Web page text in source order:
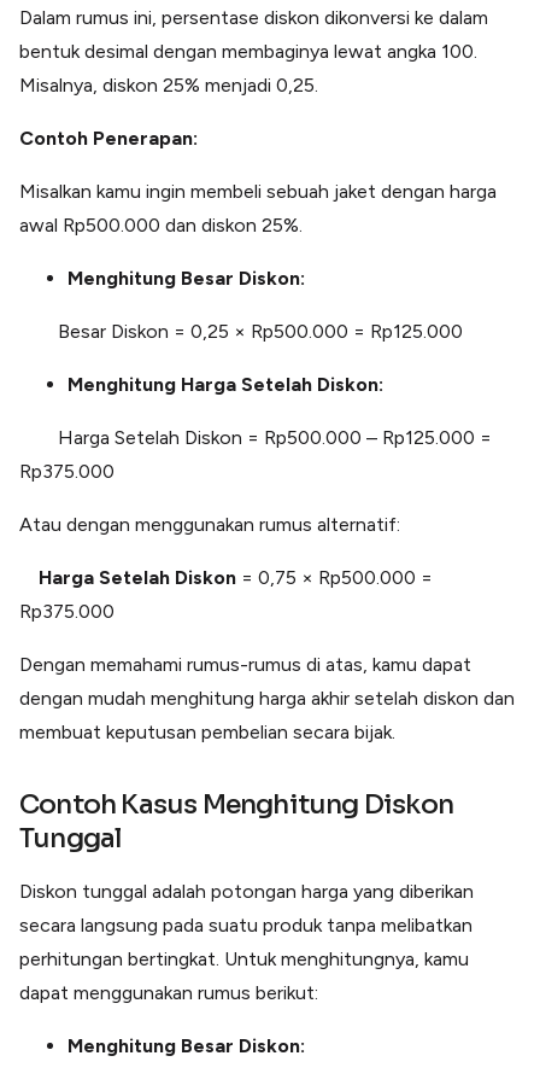
Dalam rumus ini, persentase diskon dikonversi ke dalam
bentuk desimal dengan membaginya lewat angka 100.
Misalnya, diskon 25% menjadi 0,25.
Contoh Penerapan:
Misalkan kamu ingin membeli sebuah jaket dengan harga
awal Rp500.000 dan diskon 25%.
Menghitung Besar Diskon:
Besar Diskon = 0,25 × Rp500.000 = Rp125.000
Menghitung Harga Setelah Diskon:
Harga Setelah Diskon = Rp500.000 – Rp125.000 =
Rp375.000
Atau dengan menggunakan rumus alternatif:
Harga Setelah Diskon = 0,75 × Rp500.000 =
Rp375.000
Dengan memahami rumus-rumus di atas, kamu dapat
dengan mudah menghitung harga akhir setelah diskon dan
membuat keputusan pembelian secara bijak.
Contoh Kasus Menghitung Diskon
Tunggal
Diskon tunggal adalah potongan harga yang diberikan
secara langsung pada suatu produk tanpa melibatkan
perhitungan bertingkat. Untuk menghitungnya, kamu
dapat menggunakan rumus berikut:
Menghitung Besar Diskon: